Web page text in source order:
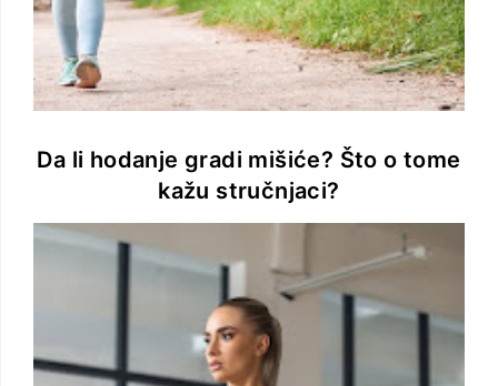
Da li hodanje gradi mišiće? Što o tome
kažu stručnjaci?